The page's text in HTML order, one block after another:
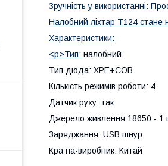
Зручність у використанні:
Налобний ліхтар T124 стане
Характеристики:
<p>Тип: налобний
Тип діода: XPE+COB
Кількість режимів роботи: 4
Датчик руху: так
Джерело живлення:18650 - 1
Заряджання: USB шнур
Країна-виробник: Китай